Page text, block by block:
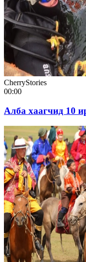
CherryStories
00:00
Алба хаагчид 10